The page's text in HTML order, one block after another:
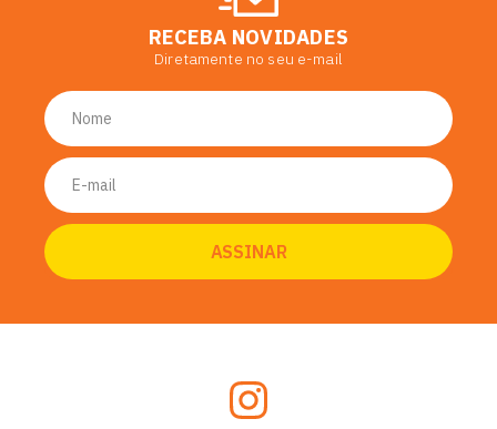
RECEBA NOVIDADES
Diretamente no seu e-mail